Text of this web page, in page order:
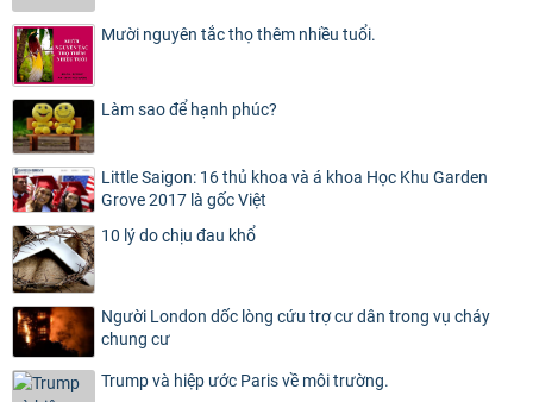
Mười nguyên tắc thọ thêm nhiều tuổi.
Làm sao để hạnh phúc?
Little Saigon: 16 thủ khoa và á khoa Học Khu Garden
Grove 2017 là gốc Việt
10 lý do chịu đau khổ
Người London dốc lòng cứu trợ cư dân trong vụ cháy
chung cư
Trump và hiệp ước Paris về môi trường.